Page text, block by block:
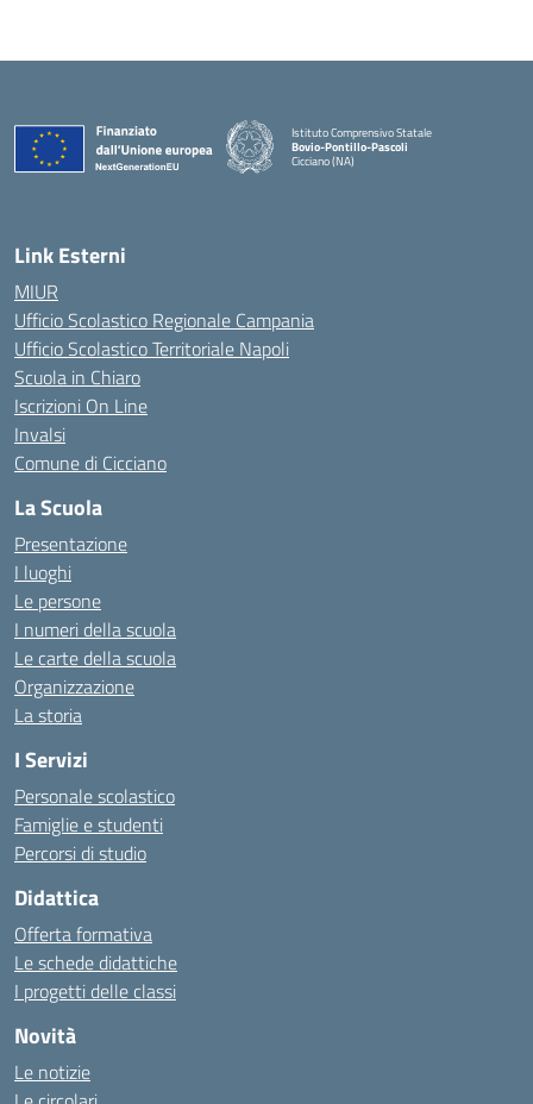
Istituto Comprensivo Statale
Bovio-Pontillo-Pascoli
Cicciano (NA)
Link Esterni
MIUR
Ufficio Scolastico Regionale Campania
Ufficio Scolastico Territoriale Napoli
Scuola in Chiaro
Iscrizioni On Line
Invalsi
Comune di Cicciano
La Scuola
Presentazione
I luoghi
Le persone
I numeri della scuola
Le carte della scuola
Organizzazione
La storia
I Servizi
Personale scolastico
Famiglie e studenti
Percorsi di studio
Didattica
Offerta formativa
Le schede didattiche
I progetti delle classi
Novità
Le notizie